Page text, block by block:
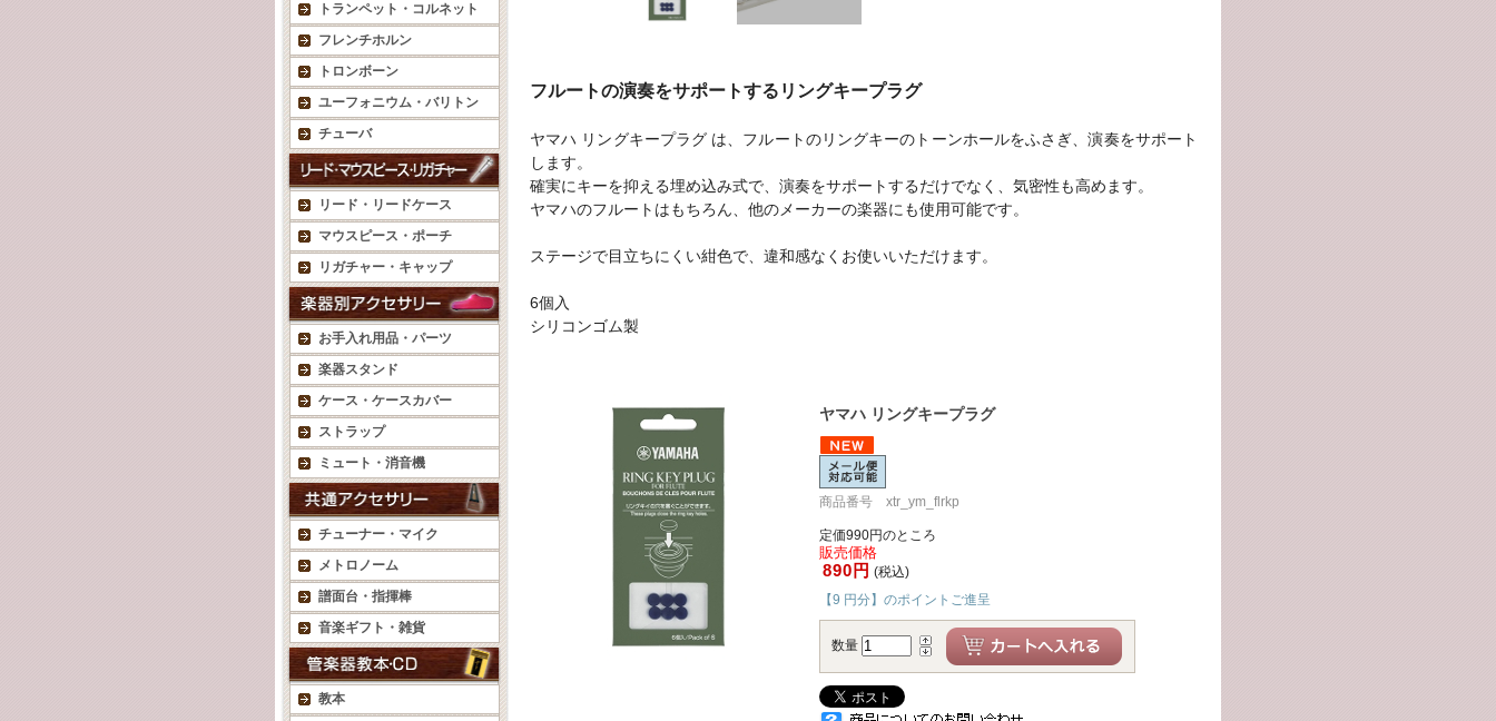
トランペット・コルネット
フレンチホルン
トロンボーン
ユーフォニウム・バリトン
チューバ
リード・リードケース
マウスピース・ポーチ
リガチャー・キャップ
お手入れ用品・パーツ
楽器スタンド
ケース・ケースカバー
ストラップ
ミュート・消音機
チューナー・マイク
メトロノーム
譜面台・指揮棒
音楽ギフト・雑貨
教本
フルートの演奏をサポートするリングキープラグ
ヤマハ リングキープラグ は、フルートのリングキーのトーンホールをふさぎ、演奏をサポート
します。
確実にキーを抑える埋め込み式で、演奏をサポートするだけでなく、気密性も高めます。
ヤマハのフルートはもちろん、他のメーカーの楽器にも使用可能です。
ステージで目立ちにくい紺色で、違和感なくお使いいただけます。
6個入
シリコンゴム製
ヤマハ リングキープラグ
商品番号 xtr_ym_flrkp
定価990円のところ
販売価格
890円 (税込)
【9 円分】のポイントご進呈
数量